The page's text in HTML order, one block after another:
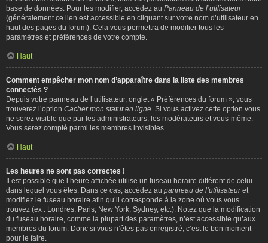
base de données. Pour les modifier, accédez au Panneau de l’utilisateur
(généralement ce lien est accessible en cliquant sur votre nom d’utilisateur en
haut des pages du forum). Cela vous permettra de modifier tous les
paramètres et préférences de votre compte.
Haut
Comment empêcher mon nom d’apparaître dans la liste des membres
connectés ?
Depuis votre panneau de l’utilisateur, onglet « Préférences du forum », vous
trouverez l’option Cacher mon statut en ligne . Si vous activez cette option vous
ne serez visible que par les administrateurs, les modérateurs et vous-même.
Vous serez compté parmi les membres invisibles.
Haut
Les heures ne sont pas correctes !
Il est possible que l’heure affichée utilise un fuseau horaire différent de celui
dans lequel vous êtes. Dans ce cas, accédez au panneau de l’utilisateuret
modifiez le fuseau horaire afin qu’il corresponde à la zone où vous vous
trouvez (ex : Londres, Paris, New York, Sydney, etc.). Notez que la modification
du fuseau horaire, comme la plupart des paramètres, n’est accessible qu’aux
membres du forum. Donc si vous n’êtes pas enregistré, c’est le bon moment
pour le faire.